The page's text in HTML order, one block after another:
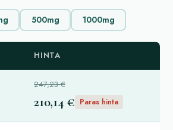
500mg 1000mg
HINTA
247,23 €
210,14 € Paras hinta